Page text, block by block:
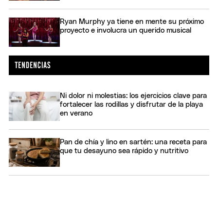
Ryan Murphy ya tiene en mente su próximo
proyecto e involucra un querido musical
Ni dolor ni molestias: los ejercicios clave para
fortalecer las rodillas y disfrutar de la playa
en verano
Pan de chía y lino en sartén: una receta para
que tu desayuno sea rápido y nutritivo